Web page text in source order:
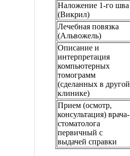
Наложение 1-го шва
(Викрил)
Лечебная повязка
(Альвожель)
Описание и
интерпретация
компьютерных
томограмм
(сделанных в другой
клинике)
Прием (осмотр,
консультация) врача-
стоматолога
первичный с
выдачей справки